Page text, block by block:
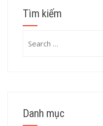
Tìm kiếm
Danh mục